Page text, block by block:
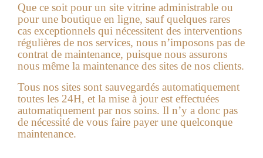
Que ce soit pour un site vitrine administrable ou
pour une boutique en ligne, sauf quelques rares
cas exceptionnels qui nécessitent des interventions
régulières de nos services, nous n’imposons pas de
contrat de maintenance, puisque nous assurons
nous même la maintenance des sites de nos clients.
Tous nos sites sont sauvegardés automatiquement
toutes les 24H, et la mise à jour est effectuées
automatiquement par nos soins. Il n’y a donc pas
de nécessité de vous faire payer une quelconque
maintenance.